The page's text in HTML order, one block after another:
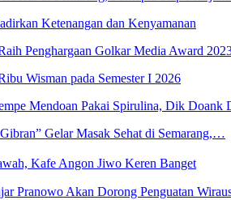
Ketenangan dan Kenyamanan
Penghargaan Golkar Media Award
Wisman pada Semester I 2026
Mendoan Pakai Spirulina, Dik Doank
Gelar Masak Sehat di Semarang,…
Kafe Angon Jiwo Keren Banget
Pranowo Akan Dorong Penguatan